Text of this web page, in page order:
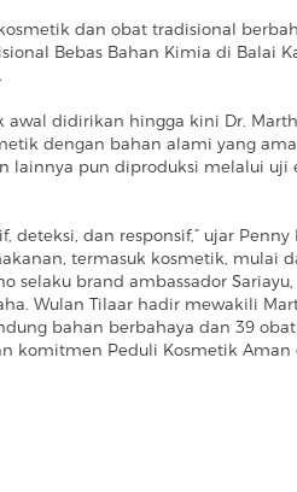
dan obat tradisional
Bebas Bahan Kimia di Balai
awal didirikan hingga kini Dr.
dengan bahan alami yang
lainnya pun diproduksi melalui
dan responsif,” ujar Penny
termasuk kosmetik, mulai
selaku brand ambassador Sariayu,
Wulan Tilaar hadir mewakili
bahan berbahaya dan 39
komitmen Peduli Kosmetik Aman